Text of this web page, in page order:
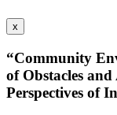
x
“Community
of Obstacles
Perspectives of